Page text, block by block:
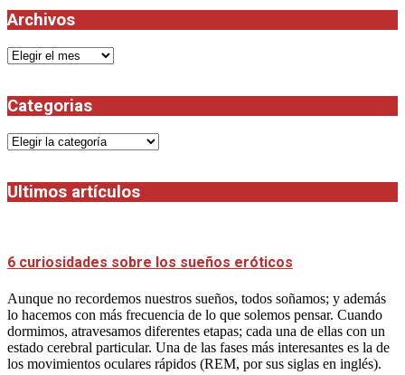
Archivos
Archivos
Categorias
Categorias
Ultimos artículos
6 curiosidades sobre los sueños eróticos
Aunque no recordemos nuestros sueños, todos soñamos; y además
lo hacemos con más frecuencia de lo que solemos pensar. Cuando
dormimos, atravesamos diferentes etapas; cada una de ellas con un
estado cerebral particular. Una de las fases más interesantes es la de
los movimientos oculares rápidos (REM, por sus siglas en inglés).